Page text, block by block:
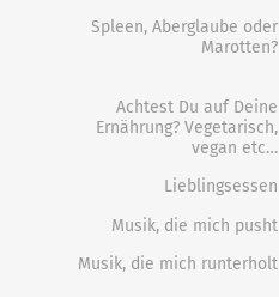
Spleen, Aberglaube oder
Marotten?
Achtest Du auf Deine
Ernährung? Vegetarisch,
vegan etc…
Lieblingsessen
Musik, die mich pusht
Musik, die mich runterholt